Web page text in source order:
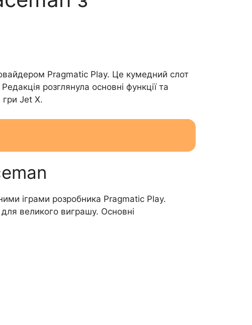
Pragmatic Play. Це кумедний слот
розглянула основні функції та
гри Jet X.
іграми розробника Pragmatic Play.
великого виграшу. Основні